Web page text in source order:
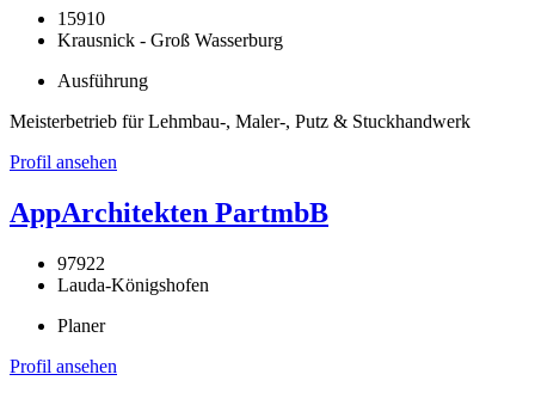
15910
Krausnick - Groß Wasserburg
Ausführung
Meisterbetrieb für Lehmbau-, Maler-, Putz & Stuckhandwerk
Profil ansehen
AppArchitekten PartmbB
97922
Lauda-Königshofen
Planer
Profil ansehen